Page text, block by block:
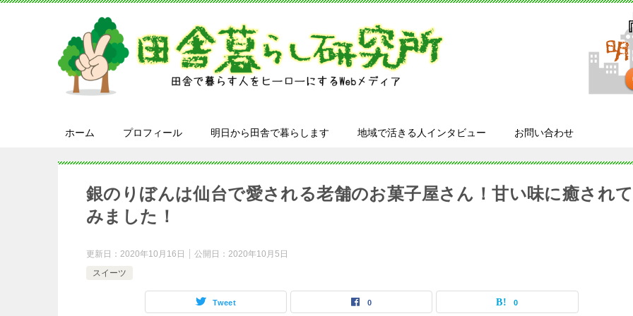
ホーム プロフィール 明日から田舎で暮らします 地域で活きる人インタビュー お問い合わせ
銀のりぼんは仙台で愛される老舗のお菓子屋さん！甘い味に癒されて
みました！
更新日： 2020年10月16日 公開日： 2020年10月5日
スイーツ
Tweet 0 0